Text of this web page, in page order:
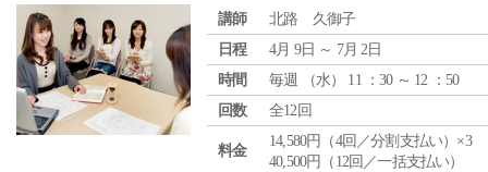
講師
北路 久御子
日程
4月 9日 ～ 7月 2日
時間
毎週 （水） 11 ：30 ～ 12 ：50
回数
全12回
料金
14,580円（4回／分割支払い）×3
40,500円（12回／一括支払い）